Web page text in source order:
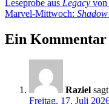
Vorheriger
Beitrag:
Leseprobe aus Legacy von
Nächster
Marvel-Mittwoch:
Ein Kommentar
Raziel
Freitag, 17. Juli